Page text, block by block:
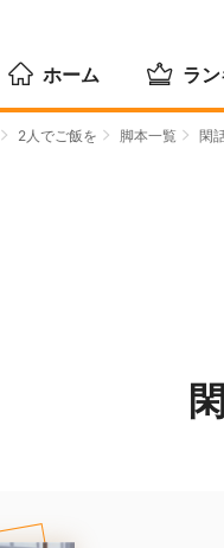
ホーム ラ
2人でご飯を 脚本一覧 閑